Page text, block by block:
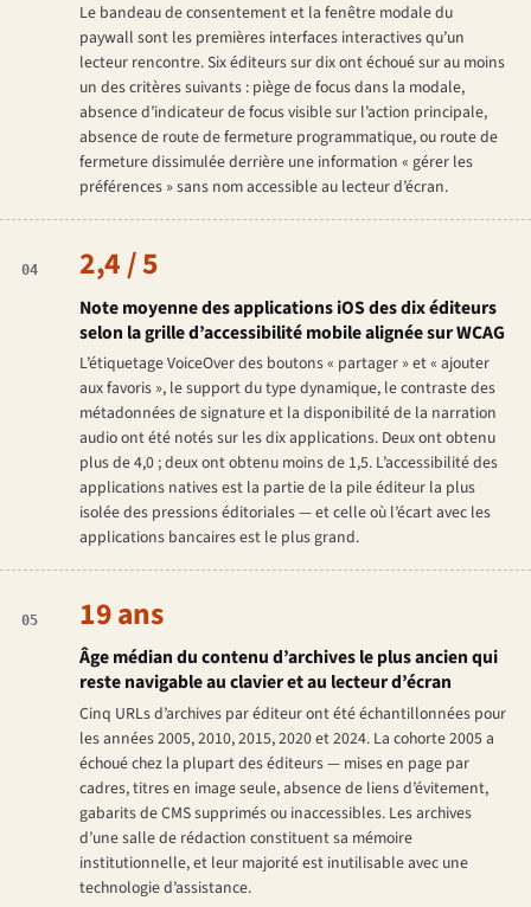
Le bandeau de consentement et la fenêtre modale du
paywall sont les premières interfaces interactives qu’un
lecteur rencontre. Six éditeurs sur dix ont échoué sur au moins
un des critères suivants : piège de focus dans la modale,
absence d’indicateur de focus visible sur l’action principale,
absence de route de fermeture programmatique, ou route de
fermeture dissimulée derrière une information « gérer les
préférences » sans nom accessible au lecteur d’écran.
04 2,4 / 5
Note moyenne des applications iOS des dix éditeurs
selon la grille d’accessibilité mobile alignée sur WCAG
L’étiquetage VoiceOver des boutons « partager » et « ajouter
aux favoris », le support du type dynamique, le contraste des
métadonnées de signature et la disponibilité de la narration
audio ont été notés sur les dix applications. Deux ont obtenu
plus de 4,0 ; deux ont obtenu moins de 1,5. L’accessibilité des
applications natives est la partie de la pile éditeur la plus
isolée des pressions éditoriales — et celle où l’écart avec les
applications bancaires est le plus grand.
05 19 ans
Âge médian du contenu d’archives le plus ancien qui
reste navigable au clavier et au lecteur d’écran
Cinq URLs d’archives par éditeur ont été échantillonnées pour
les années 2005, 2010, 2015, 2020 et 2024. La cohorte 2005 a
échoué chez la plupart des éditeurs — mises en page par
cadres, titres en image seule, absence de liens d’évitement,
gabarits de CMS supprimés ou inaccessibles. Les archives
d’une salle de rédaction constituent sa mémoire
institutionnelle, et leur majorité est inutilisable avec une
technologie d’assistance.